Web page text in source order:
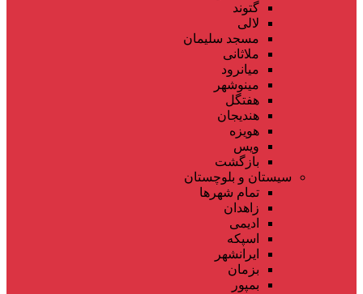
گتوند
لالی
مسجد سلیمان
ملاثانی
میانرود
مینوشهر
هفتگل
هندیجان
هویزه
ویس
بازگشت
سیستان و بلوچستان
تمام شهر‌ها
زاهدان
ادیمی
اسپکه
ایرانشهر
بزمان
بمپور